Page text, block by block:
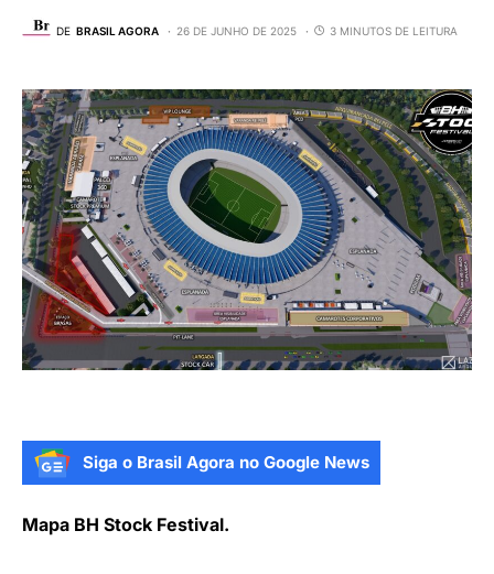
DE BRASIL AGORA 26 DE JUNHO DE 2025 3 MINUTOS DE LEITURA
Siga o Brasil Agora no Google News
Mapa BH Stock Festival.